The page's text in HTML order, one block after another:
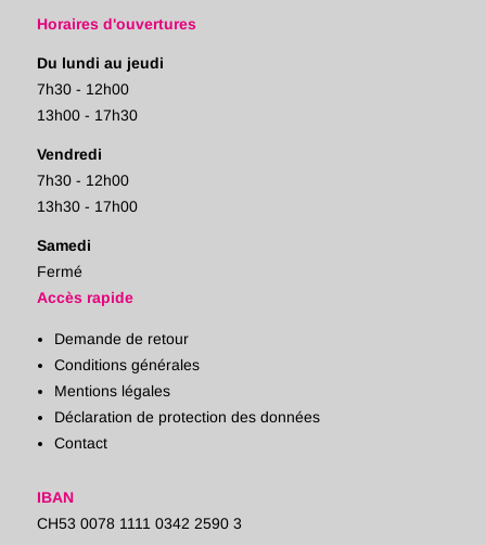
Horaires d'ouvertures
Du lundi au jeudi
7h30 - 12h00
13h00 - 17h30
Vendredi
7h30 - 12h00
13h30 - 17h00
Samedi
Fermé
Accès rapide
Demande de retour
Conditions générales
Mentions légales
Déclaration de protection des données
Contact
IBAN
CH53 0078 1111 0342 2590 3